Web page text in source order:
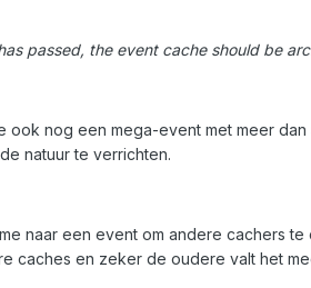
passed, the event cache should be
ook nog een mega-event met meer
natuur te verrichten.
naar een event om andere cachers
caches en zeker de oudere valt het